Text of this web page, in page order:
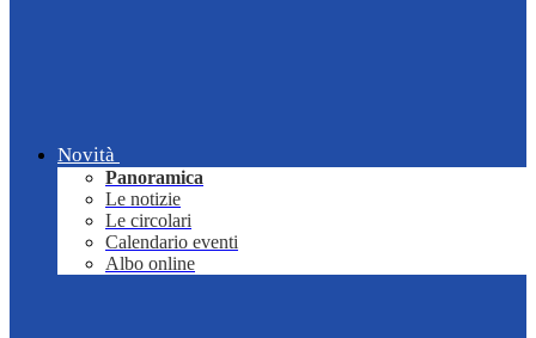
Novità
Panoramica
Le notizie
Le circolari
Calendario eventi
Albo online